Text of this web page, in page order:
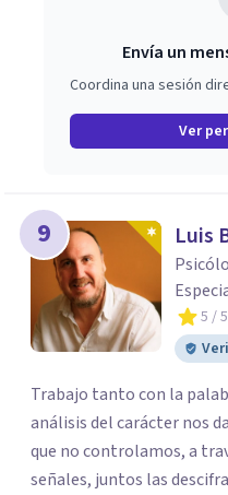
Envía un
Coordina una sesión
Ver
9 Luis
5 / 5
Trabajo tanto con la
análisis del carácter nos
que no controlamos, a
señales, juntos las